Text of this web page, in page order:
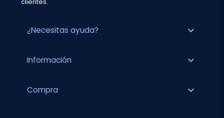
¿Necesitas ayuda? expand_more
Información expand_more
Compra expand_more